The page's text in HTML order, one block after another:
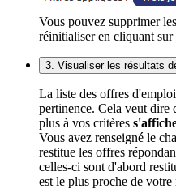
Vous pouvez supprimer
réinitialiser en cliquant
3. Visualiser les résultats
La liste des offres
pertinence. Cela veut dire
plus à vos critères
Vous avez renseigné le
restitue les offres
celles-ci sont d'abord
est le plus proche de votre